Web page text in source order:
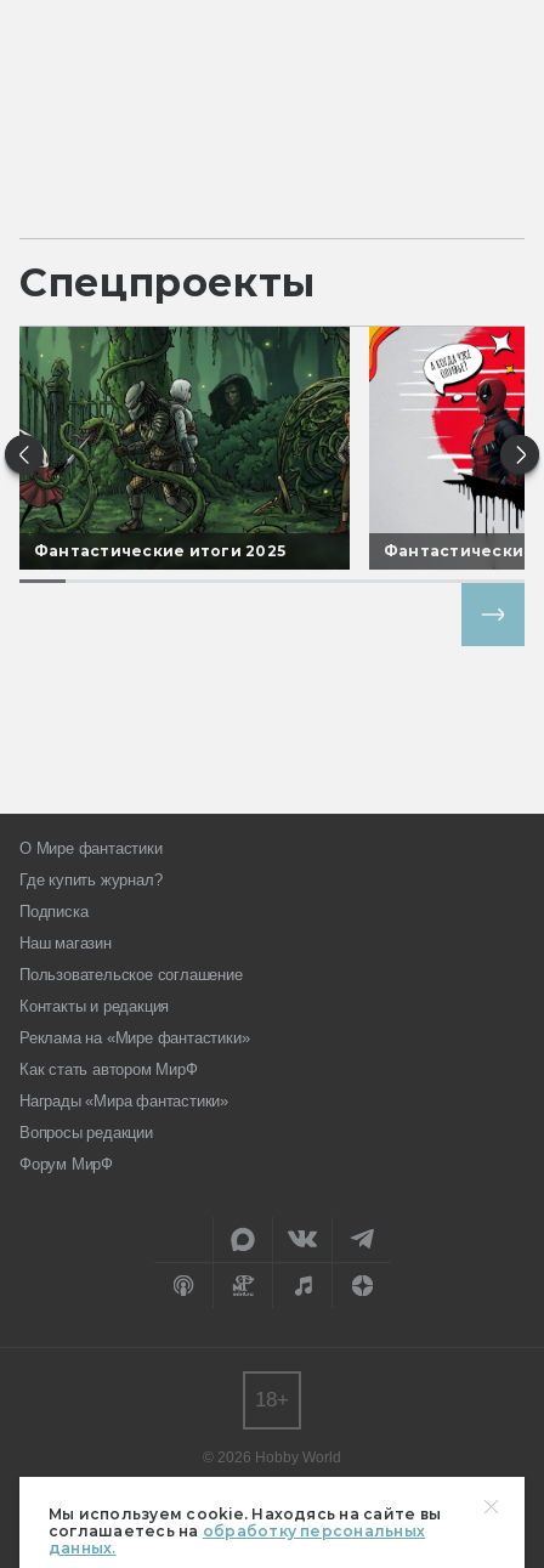
Мы используем cookie. Находясь на сайте вы
соглашаетесь на обработку персональных
данных.
Спецпроекты
Фантастические итоги 2025 Фантастические
О Мире фантастики
Где купить журнал?
Подписка
Наш магазин
Пользовательское соглашение
Контакты и редакция
Реклама на «Мире фантастики»
Как стать автором МирФ
Награды «Мира фантастики»
Вопросы редакции
Форум МирФ
© 2026 Hobby World
редакции.
Мнение авторов может не совпадать с мнением редакции.
Свидетельство о регистрации СМИ серия Эл № ФС77-82485
18+